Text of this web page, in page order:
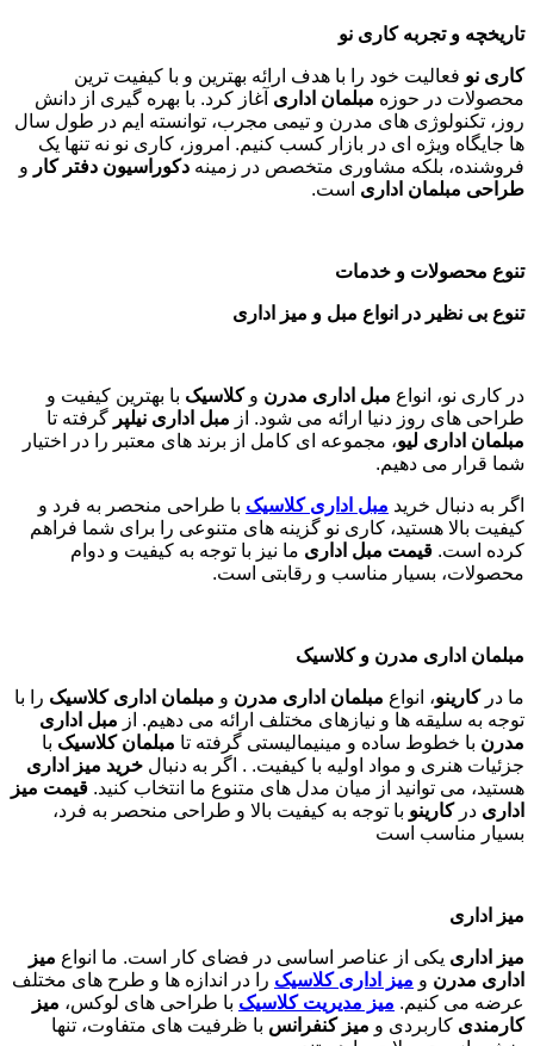
تاریخچه و تجربه کاری نو
کاری نو فعالیت خود را با هدف ارائه بهترین و با کیفیت ترین
محصولات در حوزه مبلمان اداری آغاز کرد. با بهره گیری از دانش
روز، تکنولوژی های مدرن و تیمی مجرب، توانسته ایم در طول سال
ها جایگاه ویژه ای در بازار کسب کنیم. امروز، کاری نو نه تنها یک
فروشنده، بلکه مشاوری متخصص در زمینه دکوراسیون دفتر کار و
طراحی مبلمان اداری است.
تنوع محصولات و خدمات
تنوع بی نظیر در انواع مبل و میز اداری
در کاری نو، انواع مبل اداری مدرن وکلاسیک با بهترین کیفیت و
طراحی های روز دنیا ارائه می شود. از مبل اداری نیلپر گرفته تا
مبلمان اداری لیو، مجموعه ای کامل از برند های معتبر را در اختیار
شما قرار می دهیم.
اگر به دنبال خرید مبل اداری کلاسیک با طراحی منحصر به فرد و
کیفیت بالا هستید، کاری نو گزینه های متنوعی را برای شما فراهم
کرده است. قیمت مبل اداری ما نیز با توجه به کیفیت و دوام
محصولات، بسیار مناسب و رقابتی است.
مبلمان اداری مدرن و کلاسیک
ما درکارینو، انواع مبلمان اداری مدرن و مبلمان اداری کلاسیک را با
توجه به سلیقه ها و نیازهای مختلف ارائه می دهیم. از مبل اداری
مدرن با خطوط ساده و مینیمالیستی گرفته تا مبلمان کلاسیک با
جزئیات هنری و مواد اولیه با کیفیت. . اگر به دنبال خرید میز اداری
هستید، می توانید از میان مدل های متنوع ما انتخاب کنید. قیمت میز
اداری درکارینو با توجه به کیفیت بالا و طراحی منحصر به فرد،
بسیار مناسب است
میز اداری
میز اداری یکی از عناصر اساسی در فضای کار است. ما انواع میز
اداری مدرن و میز اداری کلاسیک را در اندازه ها و طرح های مختلف
عرضه می کنیم. میز مدیریت کلاسیک با طراحی های لوکس، میز
کارمندی کاربردی و میز کنفرانس با ظرفیت های متفاوت، تنها